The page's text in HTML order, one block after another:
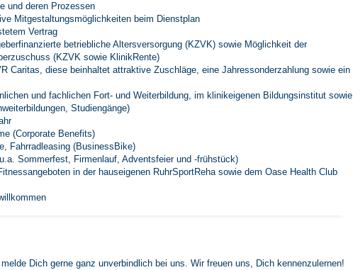
und deren Prozessen
Mitgestaltungsmöglichkeiten beim Dienstplan
Vertrag
betriebliche Altersversorgung (KZVK) sowie Möglichkeit der
(KZVK sowie KlinikRente)
Caritas, diese beinhaltet attraktive Zuschläge, eine Jahressonderzahlung sowie ein
und fachlichen Fort- und Weiterbildung, im klinikeigenen Bildungsinstitut sowie
Studiengänge)
(Corporate Benefits)
Fahrradleasing (BusinessBike)
Sommerfest, Firmenlauf, Adventsfeier und -frühstück)
in der hauseigenen RuhrSportReha sowie dem Oase Health Club
Dich gerne ganz unverbindlich bei uns. Wir freuen uns, Dich kennenzulernen!